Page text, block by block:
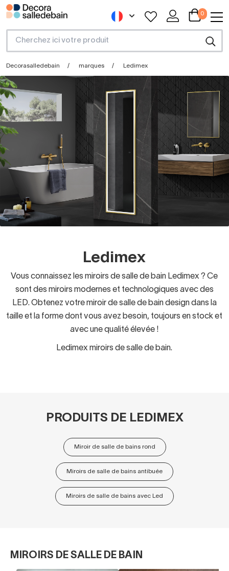
0
Decorasalledebain marques Ledimex
Ledimex
Vous connaissez les miroirs de salle de bain Ledimex ? Ce
sont des miroirs modernes et technologiques avec des
LED. Obtenez votre miroir de salle de bain design dans la
taille et la forme dont vous avez besoin, toujours en stock et
avec une qualité élevée !
Ledimex miroirs de salle de bain.
PRODUITS DE LEDIMEX
Miroir de salle de bains rond
Miroirs de salle de bains antibuée
Miroirs de salle de bains avec Led
MIROIRS DE SALLE DE BAIN